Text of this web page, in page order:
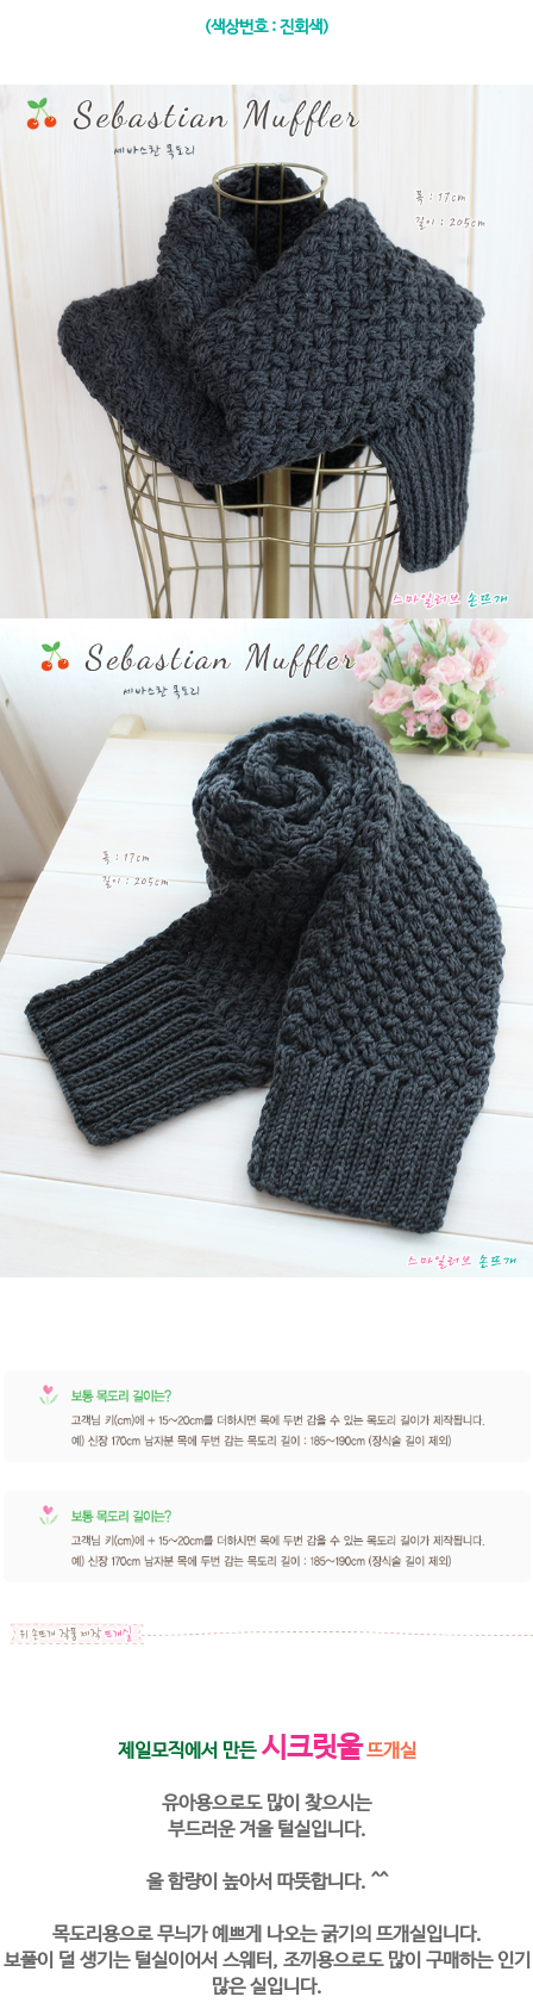
(색상번호 : 진회색)
제일모직에서 만든 시크릿울 뜨개실
유아용으로도 많이 찾으시는
부드러운 겨울 털실입니다.
울 함량이 높아서 따뜻합니다. ^^
목도리용으로 무늬가 예쁘게 나오는 굵기의 뜨개실입니다.
보풀이 덜 생기는 털실이어서 스웨터, 조끼용으로도 많이 구매하는 인기
많은 실입니다.